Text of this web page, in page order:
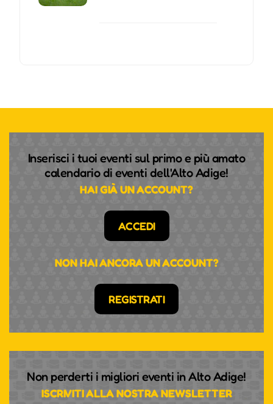
Inserisci i tuoi eventi sul primo e più amato
calendario di eventi dell'Alto Adige!
HAI GIÀ UN ACCOUNT?
ACCEDI
NON HAI ANCORA UN ACCOUNT?
REGISTRATI
Non perderti i migliori eventi in Alto Adige!
ISCRIVITI ALLA NOSTRA NEWSLETTER